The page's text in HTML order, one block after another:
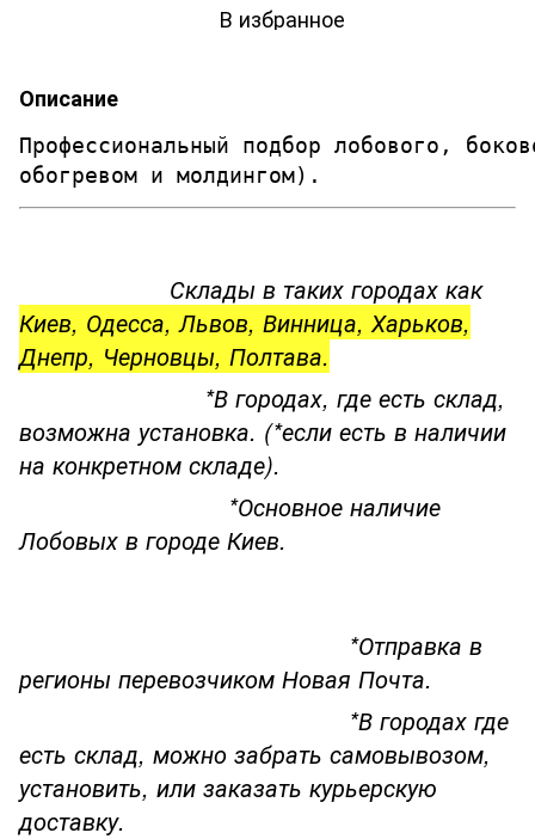
В избранное
Описание
Профессиональный подбор лобового,
обогревом и молдингом).
Склады в таких городах как
Киев, Одесса, Львов, Винница, Харьков,
Днепр, Черновцы, Полтава.
*В городах, где есть склад,
возможна установка. (*если есть в наличии
на конкретном складе).
*Основное наличие
Лобовых в городе Киев.
*Отправка в
регионы перевозчиком Новая Почта.
*В городах где
есть склад, можно забрать самовывозом,
установить, или заказать курьерскую
доставку.